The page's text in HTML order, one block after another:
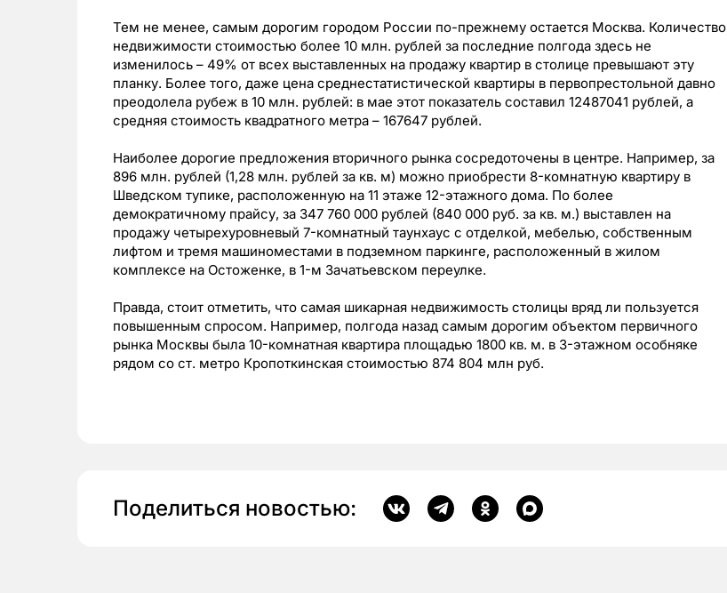
Тем не менее, самым дорогим городом России по-прежнему остается Москва. Количество
недвижимости стоимостью более 10 млн. рублей за последние полгода здесь не
изменилось – 49% от всех выставленных на продажу квартир в столице превышают эту
планку. Более того, даже цена среднестатистической квартиры в первопрестольной давно
преодолела рубеж в 10 млн. рублей: в мае этот показатель составил 12487041 рублей, а
средняя стоимость квадратного метра – 167647 рублей.
Наиболее дорогие предложения вторичного рынка сосредоточены в центре. Например, за
896 млн. рублей (1,28 млн. рублей за кв. м) можно приобрести 8-комнатную квартиру в
Шведском тупике, расположенную на 11 этаже 12-этажного дома. По более
демократичному прайсу, за 347 760 000 рублей (840 000 руб. за кв. м.) выставлен на
продажу четырехуровневый 7-комнатный таунхаус с отделкой, мебелью, собственным
лифтом и тремя машиноместами в подземном паркинге, расположенный в жилом
комплексе на Остоженке, в 1-м Зачатьевском переулке.
Правда, стоит отметить, что самая шикарная недвижимость столицы вряд ли пользуется
повышенным спросом. Например, полгода назад самым дорогим объектом первичного
рынка Москвы была 10-комнатная квартира площадью 1800 кв. м. в 3-этажном особняке
рядом со ст. метро Кропоткинская стоимостью 874 804 млн руб.
Поделиться новостью: